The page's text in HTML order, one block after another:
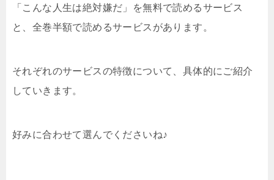
「こんな人生は絶対嫌だ」を無料で読めるサービス
と、全巻半額で読めるサービスがあります。
それぞれのサービスの特徴について、具体的にご紹介
していきます。
好みに合わせて選んでくださいね♪